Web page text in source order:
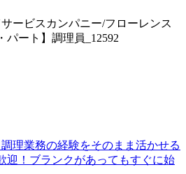
ービスカンパニー/フローレンス
パート】調理員_12592
理業務の経験をそのまま活かせる
迎！ブランクがあってもすぐに始